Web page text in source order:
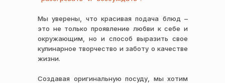
Мы уверены, что красивая подача блюд –
это не только проявление любви к себе и
окружающим, но и способ выразить свое
кулинарное творчество и заботу о качестве
жизни.
Создавая оригинальную посуду, мы хотим